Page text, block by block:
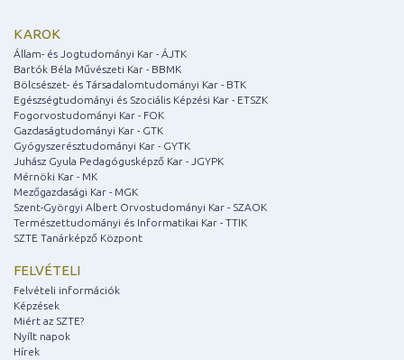
KAROK
Állam- és Jogtudományi Kar - ÁJTK
Bartók Béla Művészeti Kar - BBMK
Bölcsészet- és Társadalomtudományi Kar - BTK
Egészségtudományi és Szociális Képzési Kar - ETSZK
Fogorvostudományi Kar - FOK
Gazdaságtudományi Kar - GTK
Gyógyszerésztudományi Kar - GYTK
Juhász Gyula Pedagógusképző Kar - JGYPK
Mérnöki Kar - MK
Mezőgazdasági Kar - MGK
Szent-Györgyi Albert Orvostudományi Kar - SZAOK
Természettudományi és Informatikai Kar - TTIK
SZTE Tanárképző Központ
FELVÉTELI
Felvételi információk
Képzések
Miért az SZTE?
Nyílt napok
Hírek